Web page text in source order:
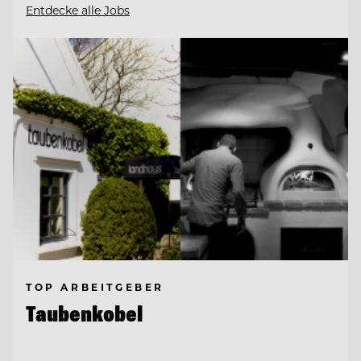
Entdecke alle Jobs
TOP ARBEITGEBER
Taubenkobel